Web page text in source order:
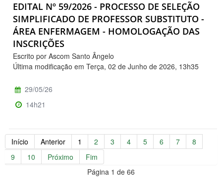
EDITAL Nº 59/2026 - PROCESSO DE SELEÇÃO
SIMPLIFICADO DE PROFESSOR SUBSTITUTO -
ÁREA ENFERMAGEM - HOMOLOGAÇÃO DAS
INSCRIÇÕES
Escrito por Ascom Santo Ângelo
Última modificação em Terça, 02 de Junho de 2026, 13h35
29/05/26
14h21
Início Anterior 1 2 3 4 5 6 7
8
9
10 Próximo
Fim
Página 1 de 66